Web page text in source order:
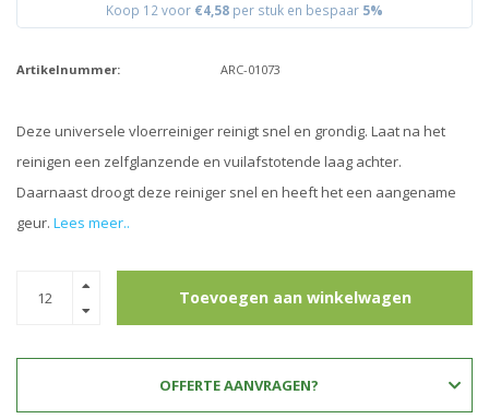
Koop 12 voor €4,58 per stuk en bespaar 5%
Artikelnummer: ARC-01073
Deze universele vloerreiniger reinigt snel en grondig. Laat na het
reinigen een zelfglanzende en vuilafstotende laag achter.
Daarnaast droogt deze reiniger snel en heeft het een aangename
geur. Lees meer..
Toevoegen aan winkelwagen
OFFERTE AANVRAGEN?